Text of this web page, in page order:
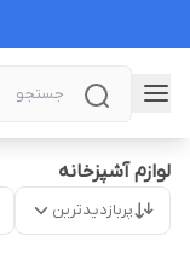
لوازم آشپزخانه
پربازدیدترین